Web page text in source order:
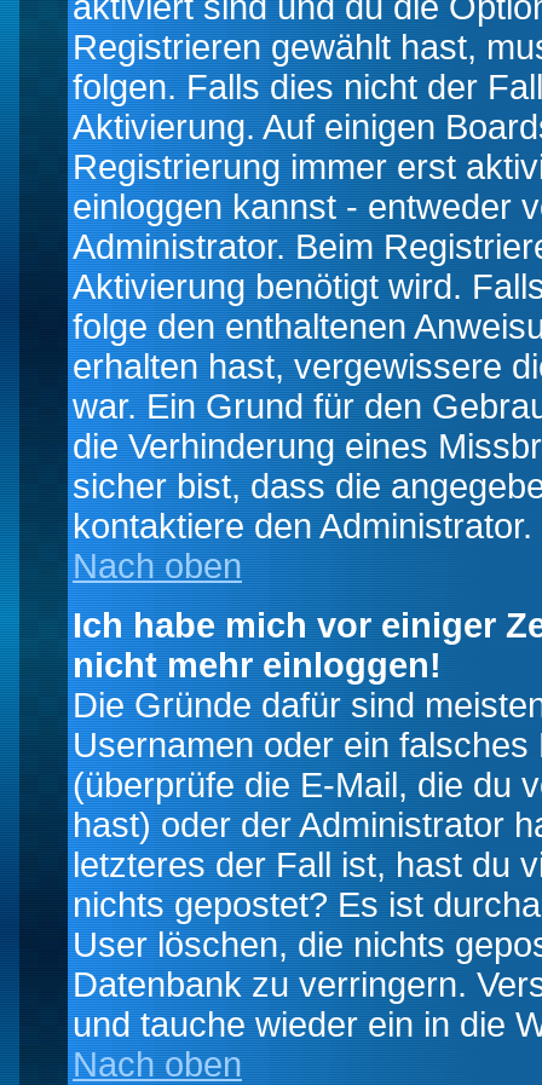
Registrieren gewählt hast,
folgen. Falls dies nicht der
Aktivierung. Auf einigen
Registrierung immer erst
einloggen kannst - entweder
Administrator. Beim
Aktivierung benötigt wird.
folge den enthaltenen
erhalten hast, vergewissere
war. Ein Grund für den
die Verhinderung eines
sicher bist, dass die
kontaktiere den Administrator.
Nach oben
Ich habe mich vor einiger
nicht mehr einloggen!
Die Gründe dafür sind
Usernamen oder ein
(überprüfe die E-Mail, die du
hast) oder der Administrator
letzteres der Fall ist, hast du
nichts gepostet? Es ist
User löschen, die nichts
Datenbank zu verringern.
und tauche wieder ein in die
Nach oben